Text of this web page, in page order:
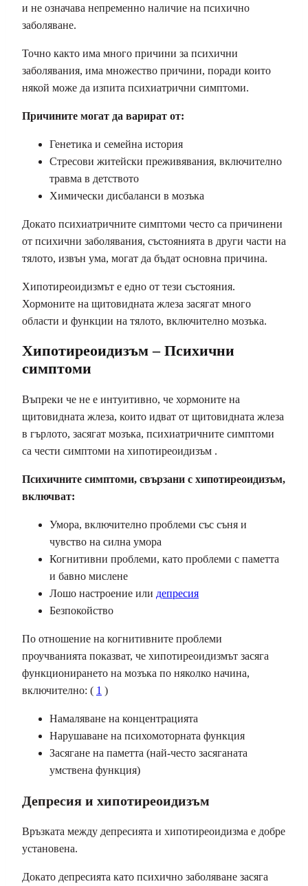
и не означава непременно наличие на психично
заболяване.
Точно както има много причини за психични
заболявания, има множество причини, поради които
някой може да изпита психиатрични симптоми.
Причините могат да варират от:
Генетика и семейна история
Стресови житейски преживявания, включително
травма в детството
Химически дисбаланси в мозъка
Докато психиатричните симптоми често са причинени
от психични заболявания, състоянията в други части на
тялото, извън ума, могат да бъдат основна причина.
Хипотиреоидизмът е едно от тези състояния.
Хормоните на щитовидната жлеза засягат много
области и функции на тялото, включително мозъка.
Хипотиреоидизъм – Психични
симптоми
Въпреки че не е интуитивно, че хормоните на
щитовидната жлеза, които идват от щитовидната жлеза
в гърлото, засягат мозъка, психиатричните симптоми
са чести симптоми на хипотиреоидизъм .
Психичните симптоми, свързани с хипотиреоидизъм,
включват:
Умора, включително проблеми със съня и
чувство на силна умора
Когнитивни проблеми, като проблеми с паметта
и бавно мислене
Лошо настроение или депресия
Безпокойство
По отношение на когнитивните проблеми
проучванията показват, че хипотиреоидизмът засяга
функционирането на мозъка по няколко начина,
включително: ( 1 )
Намаляване на концентрацията
Нарушаване на психомоторната функция
Засягане на паметта (най-често засяганата
умствена функция)
Депресия и хипотиреоидизъм
Връзката между депресията и хипотиреоидизма е добре
установена.
Докато депресията като психично заболяване засяга